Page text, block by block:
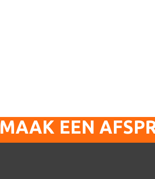
MAAK EEN